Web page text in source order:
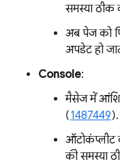
समस्या ठीक
अब पेज को
अपडेट हो
Console:
मैसेज में
(1487449).
ऑटोकंप्लीट
की समस्या